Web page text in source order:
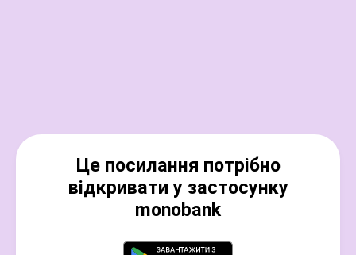
Це посилання потрібно
відкривати у застосунку
monobank